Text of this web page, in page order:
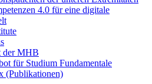
4.0 für eine digitale
der MHB
für Studium Fundamentale
(Publikationen)